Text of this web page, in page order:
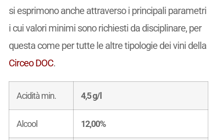
si esprimono anche attraverso i principali parametri
i cui valori minimi sono richiesti da disciplinare, per
questa come per tutte le altre tipologie dei vini della
Circeo DOC.
Acidità min. 4,5 g/l
Alcool 12,00%